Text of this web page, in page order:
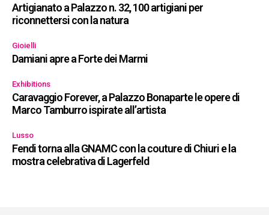
Artigianato a Palazzo n. 32, 100 artigiani per
riconnettersi con la natura
Gioielli
Damiani apre a Forte dei Marmi
Exhibitions
Caravaggio Forever, a Palazzo Bonaparte le opere di
Marco Tamburro ispirate all’artista
Lusso
Fendi torna alla GNAMC con la couture di Chiuri e la
mostra celebrativa di Lagerfeld